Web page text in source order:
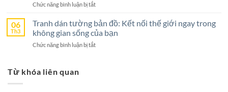
Sống
Không
Gian
Sống
Hồ
Sức
Hút
Chức năng bình luận bị tắtở
Dán
Tường
Hóa:
06
Th3
Tranh dán tường bản đồ: Kết nối thế giới ngay trong
không gian sống của bạn
Chức năng bình luận bị tắtở
Từ khóa liên quan